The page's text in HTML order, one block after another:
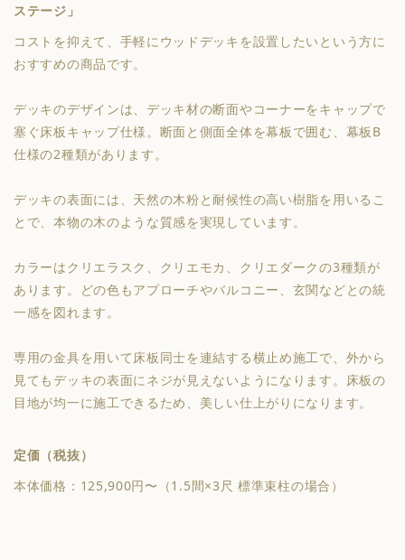
ステージ」
コストを抑えて、手軽にウッドデッキを設置したいという方に
おすすめの商品です。
デッキのデザインは、デッキ材の断面やコーナーをキャップで
塞ぐ床板キャップ仕様。断面と側面全体を幕板で囲む、幕板B
仕様の2種類があります。
デッキの表面には、天然の木粉と耐候性の高い樹脂を用いるこ
とで、本物の木のような質感を実現しています。
カラーはクリエラスク、クリエモカ、クリエダークの3種類が
あります。どの色もアプローチやバルコニー、玄関などとの統
一感を図れます。
専用の金具を用いて床板同士を連結する横止め施工で、外から
見てもデッキの表面にネジが見えないようになります。床板の
目地が均一に施工できるため、美しい仕上がりになります。
定価（税抜）
本体価格：125,900円〜（1.5間×3尺 標準束柱の場合）